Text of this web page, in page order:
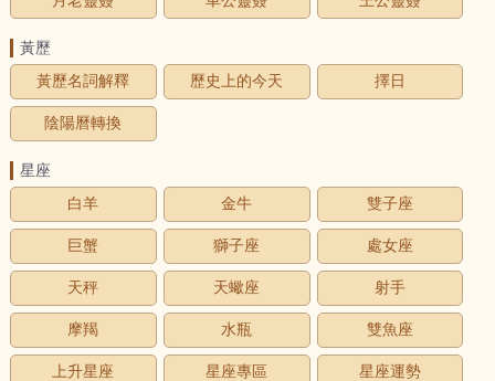
黃歷
黃歷名詞解釋
歷史上的今天 擇日
陰陽曆轉換
星座
白羊
金牛 雙子座
巨蟹 獅子座 處女座
天秤 天蠍座 射手
摩羯 水瓶 雙魚座
上升星座 星座專區 星座運勢